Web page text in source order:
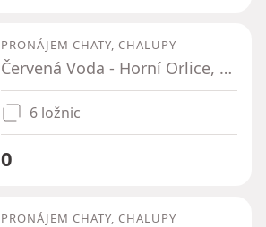
PRONÁJEM CHATY, CHALUPY
Červená Voda - Horní Orlice, Pardubický kraj
6 ložnic
0
PRONÁJEM CHATY, CHALUPY